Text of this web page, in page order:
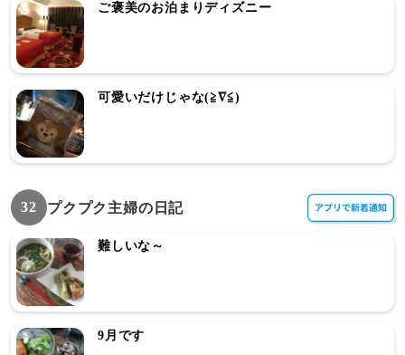
ご褒美のお泊まりディズニー
可愛いだけじゃな(≧∇≦)
32 プクプク主婦の日記
難しいな～
9月です